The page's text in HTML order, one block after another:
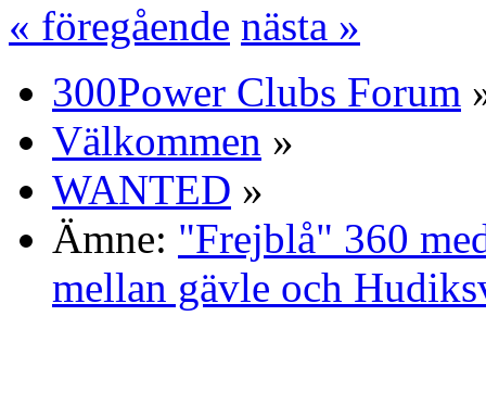
« föregående nästa »
300Power Clubs Forum
Välkommen »
WANTED »
Ämne: "Frejblå" 360
mellan gävle och